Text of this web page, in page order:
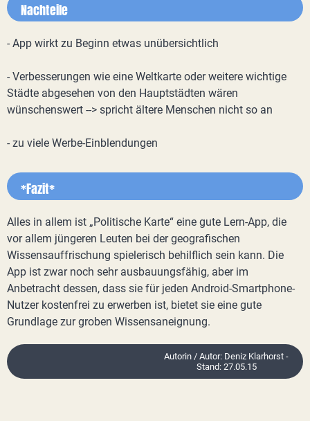
Nachteile
- App wirkt zu Beginn etwas unübersichtlich
- Verbesserungen wie eine Weltkarte oder weitere wichtige
Städte abgesehen von den Hauptstädten wären
wünschenswert --> spricht ältere Menschen nicht so an
- zu viele Werbe-Einblendungen
*Fazit*
Alles in allem ist „Politische Karte“ eine gute Lern-App, die
vor allem jüngeren Leuten bei der geografischen
Wissensauffrischung spielerisch behilflich sein kann. Die
App ist zwar noch sehr ausbauungsfähig, aber im
Anbetracht dessen, dass sie für jeden Android-Smartphone-
Nutzer kostenfrei zu erwerben ist, bietet sie eine gute
Grundlage zur groben Wissensaneignung.
Autorin / Autor: Deniz Klarhorst -
Stand: 27.05.15